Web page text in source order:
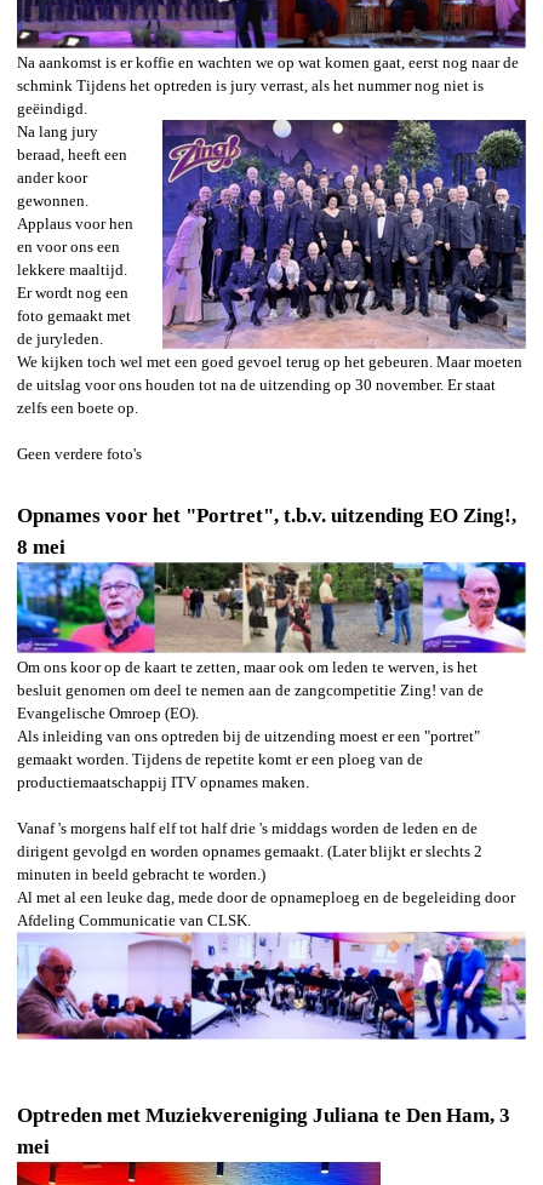
Na aankomst is er koffie en wachten we op wat komen gaat, eerst nog naar de
schmink Tijdens het optreden is jury verrast, als het nummer nog niet is
geëindigd.
Na lang jury
beraad, heeft een
ander koor
gewonnen.
Applaus voor hen
en voor ons een
lekkere maaltijd.
Er wordt nog een
foto gemaakt met
de juryleden.
We kijken toch wel met een goed gevoel terug op het gebeuren. Maar moeten
de uitslag voor ons houden tot na de uitzending op 30 november. Er staat
zelfs een boete op.
Geen verdere foto's
Opnames voor het "Portret", t.b.v. uitzending EO Zing!,
8 mei
Om ons koor op de kaart te zetten, maar ook om leden te werven, is het
besluit genomen om deel te nemen aan de zangcompetitie Zing! van de
Evangelische Omroep (EO).
Als inleiding van ons optreden bij de uitzending moest er een "portret"
gemaakt worden. Tijdens de repetite komt er een ploeg van de
productiemaatschappij ITV opnames maken.
Vanaf 's morgens half elf tot half drie 's middags worden de leden en de
dirigent gevolgd en worden opnames gemaakt. (Later blijkt er slechts 2
minuten in beeld gebracht te worden.)
Al met al een leuke dag, mede door de opnameploeg en de begeleiding door
Afdeling Communicatie van CLSK.
Optreden met Muziekvereniging Juliana te Den Ham, 3
mei